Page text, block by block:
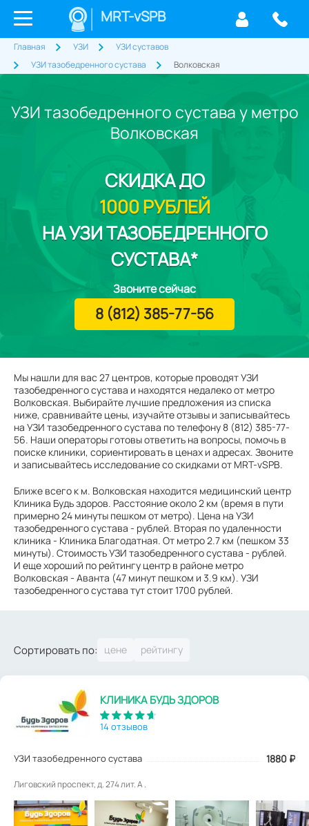
MRT-vSPB
Главная УЗИ
УЗИ суставов
УЗИ тазобедренного сустава
Волковская
УЗИ тазобедренного сустава у метро
Волковская
Мы нашли для вас 27 центров, которые проводят УЗИ
тазобедренного сустава и находятся недалеко от метро
Волковская. Выбирайте лучшие предложения из списка
ниже, сравнивайте цены, изучайте отзывы и записывайтесь
на УЗИ тазобедренного сустава по телефону 8 (812) 385-77-
56. Наши операторы готовы ответить на вопросы, помочь в
поиске клиники, сориентировать в ценах и адресах. Звоните
и записывайтесь исследование со скидками от MRT-vSPB.
Ближе всего к м. Волковская находится медицинский центр
Клиника Будь здоров. Расстояние около 2 км (время в пути
примерно 24 минуты пешком от метро). Цена на УЗИ
тазобедренного сустава - рублей. Вторая по удаленности
клиника - Клиника Благодатная. От метро 2.7 км (пешком 33
минуты). Стоимость УЗИ тазобедренного сустава - рублей.
И еще хороший по рейтингу центр в районе метро
Волковская - Аванта (47 минут пешком и 3.9 км). УЗИ
тазобедренного сустава тут стоит 1700 рублей.
СКИДКАДО
1000 РУБЛЕЙ
НА УЗИ ТАЗОБЕДРЕННОГО
СУСТАВА*
Звоните сейчас
8 (812) 385-77-56
Сортировать по:
КЛИНИКА БУДЬ ЗДОРОВ
14 отзывов
УЗИ тазобедренного сустава 1880 ₽
Лиговский проспект, д. 274 лит. А .